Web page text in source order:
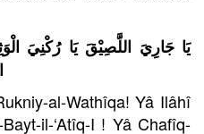
يَا جَارِيَ اللَّصِيْقَ يَا رُكْنِيَ
al-Wathîqa! Yâ Ilâhî
il-‘Atîq-I ! Yâ Chafîq-